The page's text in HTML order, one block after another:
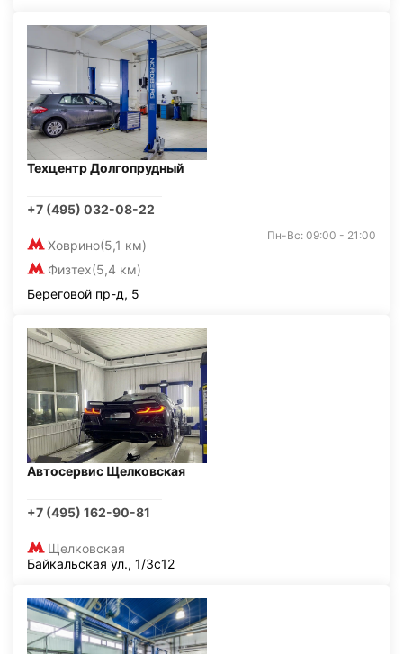
Техцентр Долгопрудный
+7 (495) 032-08-22
Ховрино(5,1 км)
Физтех(5,4 км)
Пн-Вс: 09:00 - 21:00
Береговой пр-д, 5
Автосервис Щелковская
+7 (495) 162-90-81
Щелковская
Байкальская ул., 1/3с12